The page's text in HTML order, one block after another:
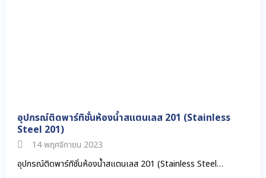
อุปกรณ์ติดพาร์ทิชั่นห้องน้ำสแตนเลส 201 (Stainless
Steel 201)
14 พฤศจิกายน 2023
อุปกรณ์ติดพาร์ทิชั่นห้องน้ำสแตนเลส 201 (Stainless Steel…